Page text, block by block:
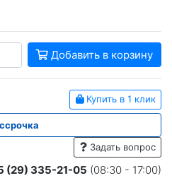
Добавить в корзину
Купить в 1 клик
Задать вопрос
(29) 335-21-05 (08:30 - 17:00)